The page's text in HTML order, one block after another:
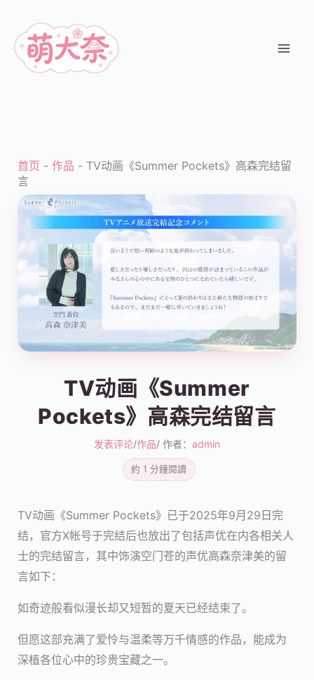
首页 - 作品 - TV动画《Summer Pockets》高森完结留
言
TV动画《Summer
Pockets》高森完结留言
发表评论/作品/ 作者： admin
約 1 分鐘閱讀
TV动画《Summer Pockets》已于2025年9月29日完
结，官方X帐号于完结后也放出了包括声优在内各相关人
士的完结留言，其中饰演空门苍的声优高森奈津美的留
言如下：
如奇迹般看似漫长却又短暂的夏天已经结束了。
但愿这部充满了爱怜与温柔等万千情感的作品，能成为
深植各位心中的珍贵宝藏之一。